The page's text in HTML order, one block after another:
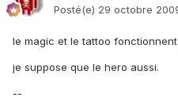
Posté(e) 29 octobre
le magic et le tattoo
je suppose que le hero aussi.
--